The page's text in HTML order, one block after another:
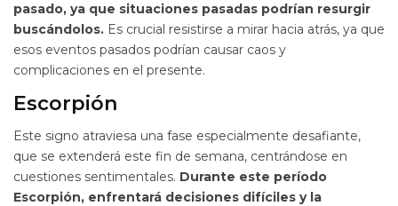
pasado, ya que situaciones pasadas podrían resurgir
buscándolos. Es crucial resistirse a mirar hacia atrás, ya que
esos eventos pasados podrían causar caos y
complicaciones en el presente.
Escorpión
Este signo atraviesa una fase especialmente desafiante,
que se extenderá este fin de semana, centrándose en
cuestiones sentimentales. Durante este período
Escorpión, enfrentará decisiones difíciles y la